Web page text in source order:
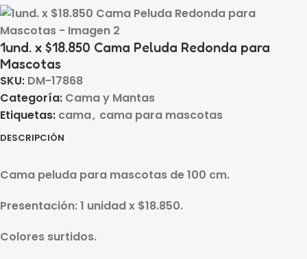
1und. x $18.850 Cama Peluda Redonda para
Mascotas
SKU: DM-17868
Categoría: Cama y Mantas
Etiquetas: cama, cama para mascotas
DESCRIPCIÓN
Cama peluda para mascotas de 100 cm.
Presentación: 1 unidad x $18.850.
Colores surtidos.